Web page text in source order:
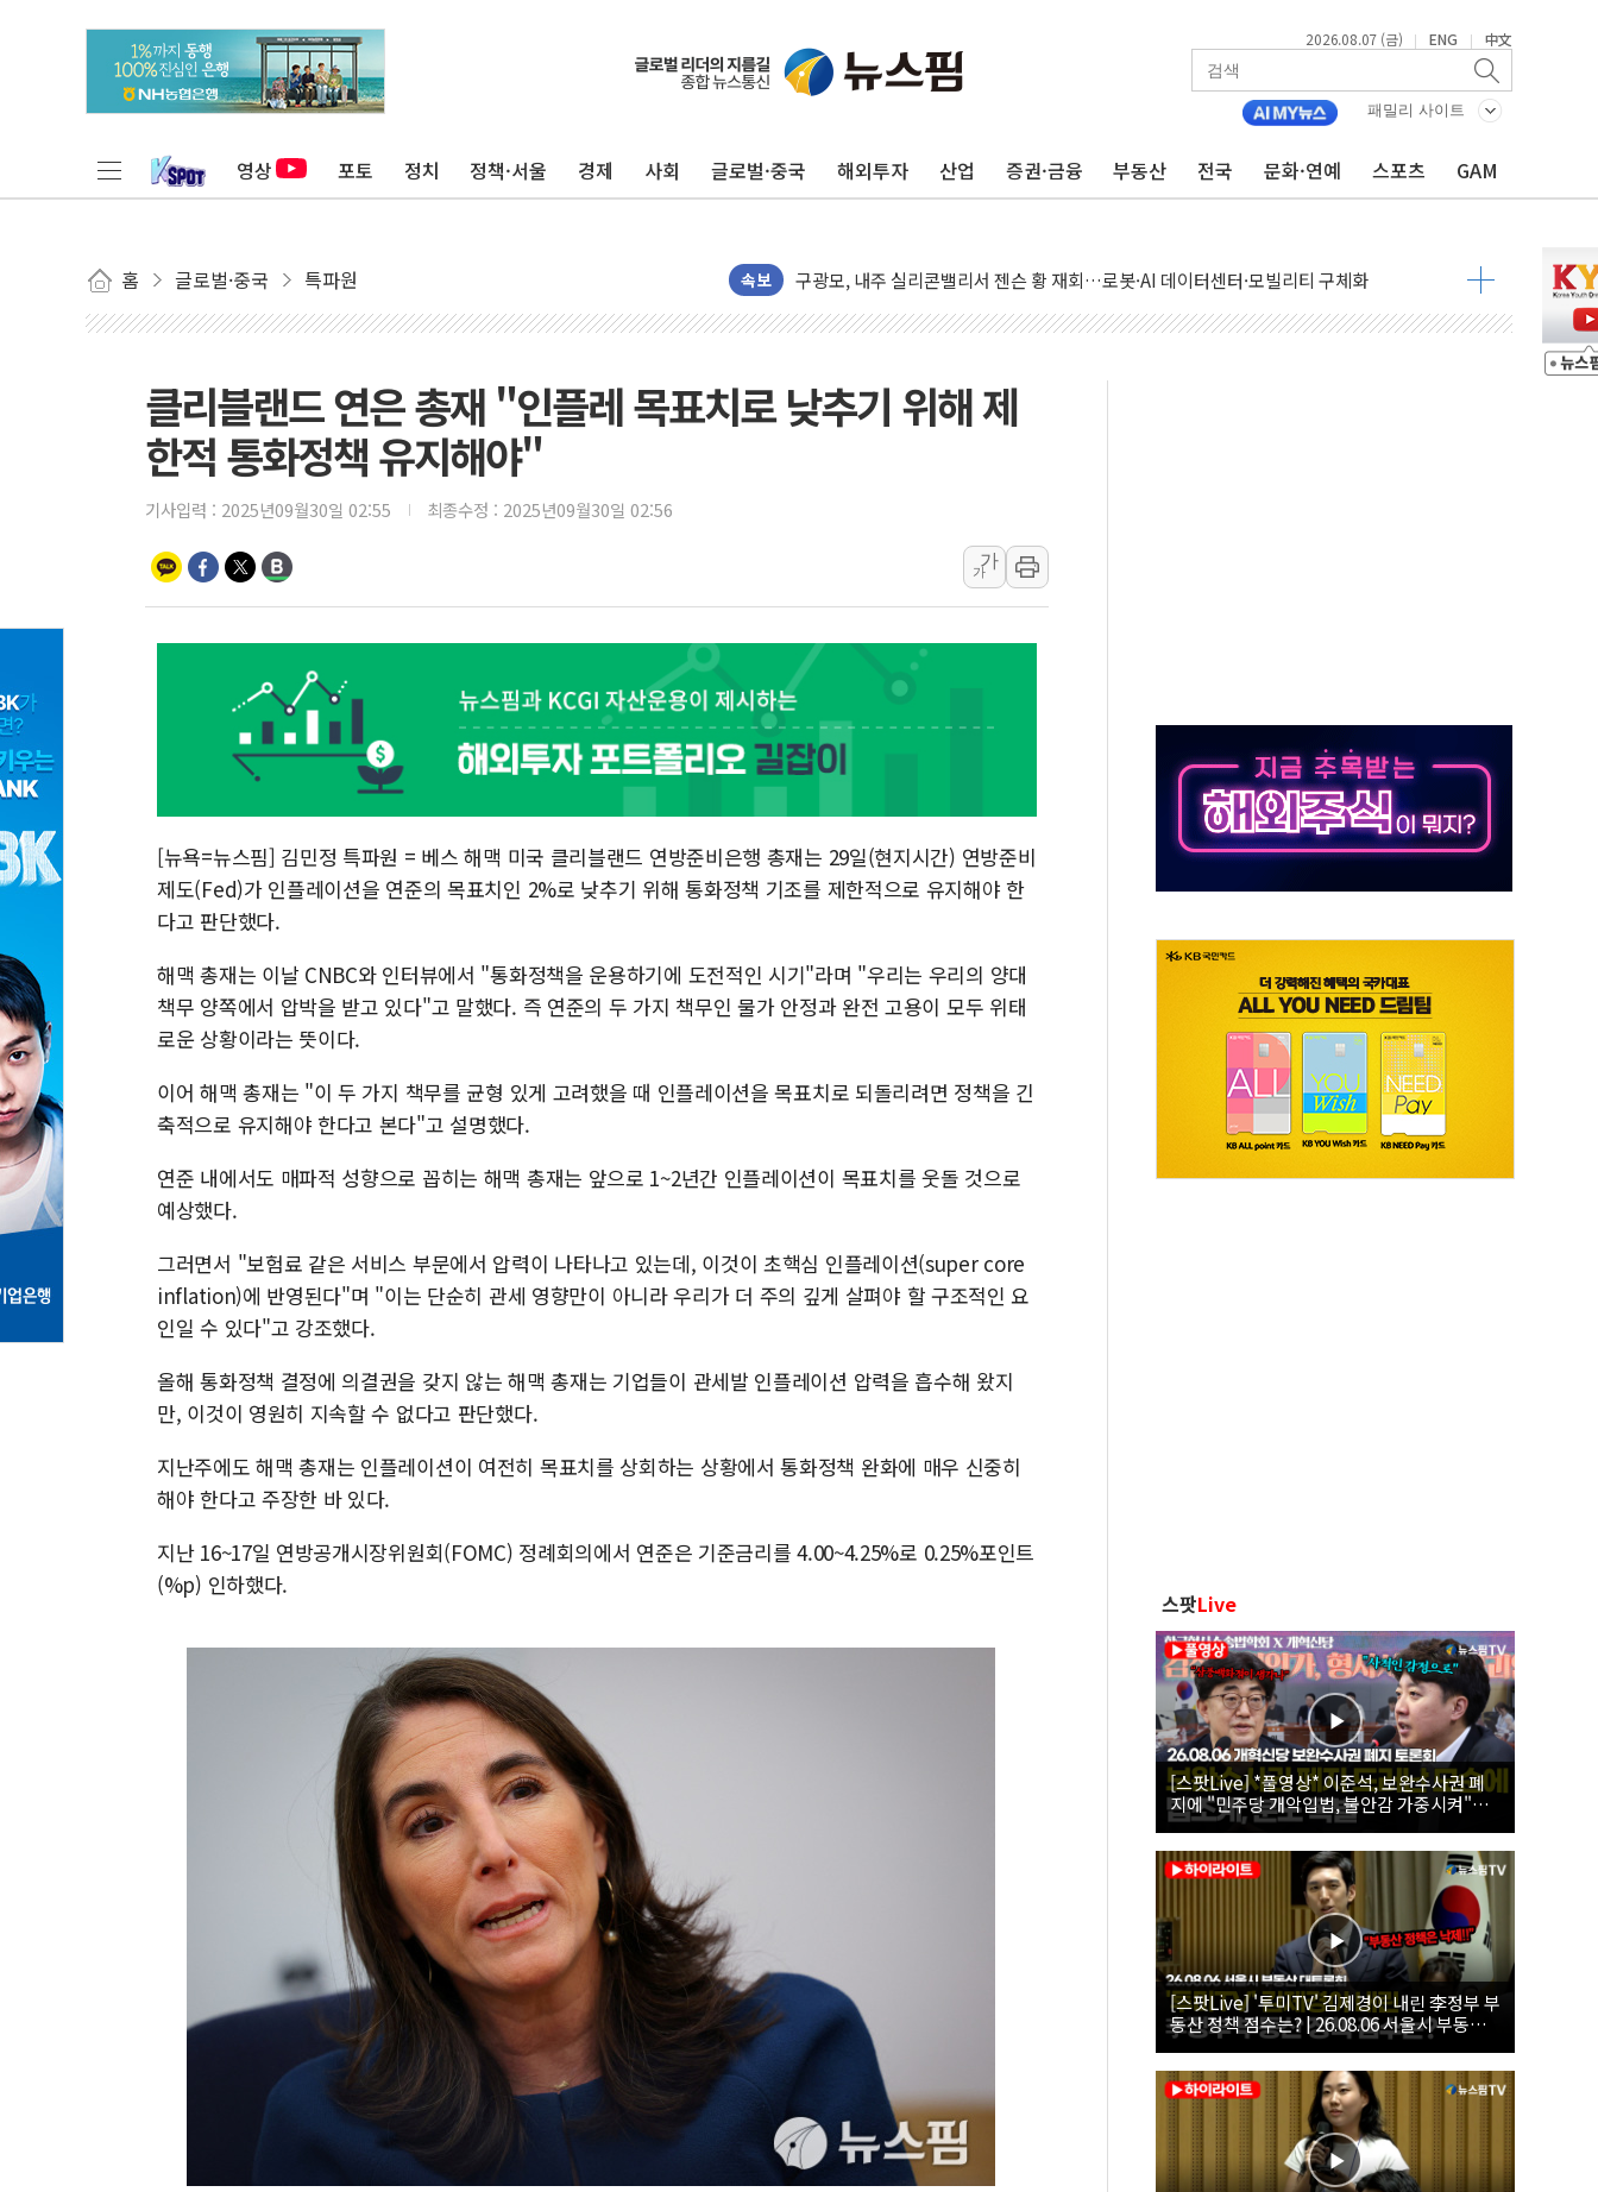
2026.08.07 (금) | ENG | 中文
패밀리 사이트
영상 포토 정치 정책·서울 경제 사회 글로벌·중국 해외투자 산업 증권·금융 부동산 전국 문화·연예 스포츠 GAM
홈 글로벌·중국 특파원 속보
유럽증시, 견조한 실적 소화하며 대부분 상승… "2분기 기업 순이익 21% 증가" 전망
뉴욕증시 개장 전 특징주...모더나·아이온큐·도어대시↑ VS 샌디스크·피그마·앱러빈↓
김정관 장관 "영업이익 N% 성과급 반대…상법·자본시장법 개정 논의"
청와대, 북한 단거리 탄도미사일 발사에 긴급 안보 점검회의
금값 7주 만에 최고…美 고용 둔화·호르무즈 재개방 기대에 강세
'월가의 황제' 다이먼 "금융시장 레버리지 위험수위…숨은 차입이 더 큰 변수"
양주 섬유염색공장서 화재 1명 중상…대응 1단계 진압 중
김정관 산업부 장관 "주 52시간 손봐야, 경쟁상대 中과 비교해야"
해군 1함대 창설 80주년…지역과 함께하는 '선봉'의 대민 봉사
[3보] 북, 원산서 동해로 단거리 탄도미사일 1발 발사… 올해 10번째·42일 만 도발
우크라 드론 전술, 중남미 콜롬비아에 새 안보 위기… 반군·마약카르텔이 습득해 전투 활용
동해해경, 독도 해상서 부유물 감긴 어선 구조
주한미군 "오산기지 누출, 백린 아닌 무해한 표면 부식 물질"
구미 폐염산처리업체서 불 2시간30여분만에 진화...외국인 노동자 숨져
클리블랜드 연은 총재 "인플레 목표치로 낮추기 위해 제
한적 통화정책 유지해야"
기사입력 : 2025년09월30일 02:55 최종수정 : 2025년09월30일 02:56
가
가
[뉴욕=뉴스핌] 김민정 특파원 = 베스 해맥 미국 클리블랜드 연방준비은행 총재는 29일(현지시간) 연방준비
제도(Fed)가 인플레이션을 연준의 목표치인 2%로 낮추기 위해 통화정책 기조를 제한적으로 유지해야 한
다고 판단했다.
해맥 총재는 이날 CNBC와 인터뷰에서 "통화정책을 운용하기에 도전적인 시기"라며 "우리는 우리의 양대
책무 양쪽에서 압박을 받고 있다"고 말했다. 즉 연준의 두 가지 책무인 물가 안정과 완전 고용이 모두 위태
로운 상황이라는 뜻이다.
이어 해맥 총재는 "이 두 가지 책무를 균형 있게 고려했을 때 인플레이션을 목표치로 되돌리려면 정책을 긴
축적으로 유지해야 한다고 본다"고 설명했다.
연준 내에서도 매파적 성향으로 꼽히는 해맥 총재는 앞으로 1~2년간 인플레이션이 목표치를 웃돌 것으로
예상했다.
그러면서 "보험료 같은 서비스 부문에서 압력이 나타나고 있는데, 이것이 초핵심 인플레이션(super core
inflation)에 반영된다"며 "이는 단순히 관세 영향만이 아니라 우리가 더 주의 깊게 살펴야 할 구조적인 요
인일 수 있다"고 강조했다.
올해 통화정책 결정에 의결권을 갖지 않는 해맥 총재는 기업들이 관세발 인플레이션 압력을 흡수해 왔지
만, 이것이 영원히 지속할 수 없다고 판단했다.
지난주에도 해맥 총재는 인플레이션이 여전히 목표치를 상회하는 상황에서 통화정책 완화에 매우 신중히
해야 한다고 주장한 바 있다.
지난 16~17일 연방공개시장위원회(FOMC) 정례회의에서 연준은 기준금리를 4.00~4.25%로 0.25%포인트
(%p) 인하했다.
스팟Live
[스팟Live] *풀영상* 이준석, 보완수사권 폐
지에 "민주당 개악입법, 불안감 가중시켜"｜
26.08.06 개혁신당 보완수사권 폐지 토론회
[스팟Live] '투미TV' 김제경이 내린 李정부 부
동산 정책 점수는? | 26.08.06 서울시 부동산
대토론회